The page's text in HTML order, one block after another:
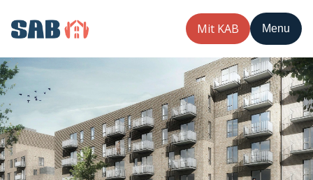
Mit KAB Menu